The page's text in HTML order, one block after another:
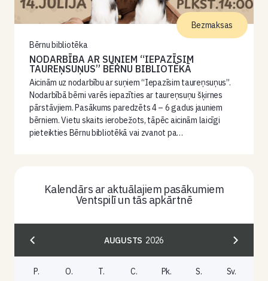
Bērnu bibliotēka
NODARBĪBA AR SUŅIEM “IEPAZĪSIM
TAUREŅSUŅUS” BĒRNU BIBLIOTĒKĀ
Aicinām uz nodarbību ar suņiem “Iepazīsim taureņsuņus”.
Nodarbībā bērni varēs iepazīties ar taureņsuņu šķirnes
pārstāvjiem. Pasākums paredzēts 4 – 6 gadus jauniem
bērniem. Vietu skaits ierobežots, tāpēc aicinām laicīgi
pieteikties Bērnu bibliotēkā vai zvanot pa…
Bezmaksas
Kalendārs ar aktuālajiem pasākumiem
Ventspilī un tās apkārtnē
AUGUSTS 2026
P. O. T. C. Pk. S. Sv.